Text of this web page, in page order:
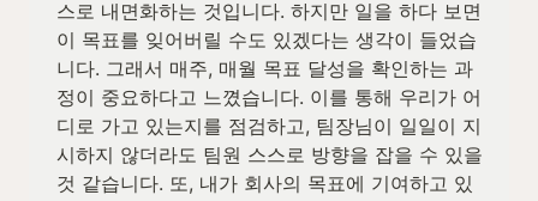
스로 내면화하는 것입니다. 하지만 일을 하다 보면
이 목표를 잊어버릴 수도 있겠다는 생각이 들었습
니다. 그래서 매주, 매월 목표 달성을 확인하는 과
정이 중요하다고 느꼈습니다. 이를 통해 우리가 어
디로 가고 있는지를 점검하고, 팀장님이 일일이 지
시하지 않더라도 팀원 스스로 방향을 잡을 수 있을
것 같습니다. 또, 내가 회사의 목표에 기여하고 있